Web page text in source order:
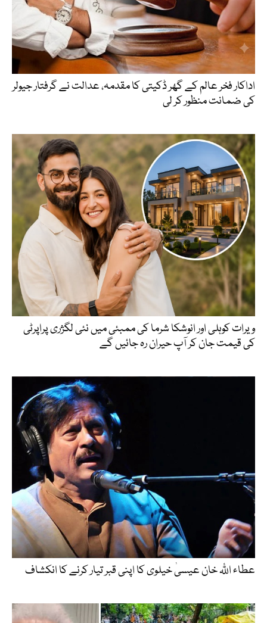
اداکار فخر عالم کے گھر ڈکیتی کا مقدمہ، عدالت نے گرفتار جیولر
کی ضمانت منظور کر لی
ویرات کوہلی اور انوشکا شرما کی ممبئی میں نئی لگژری پراپرٹی
کی قیمت جان کر آپ حیران رہ جائیں گے
عطاء اللّٰہ خان عیسیٰ خیلوی کا اپنی قبر تیار کرنے کا انکشاف